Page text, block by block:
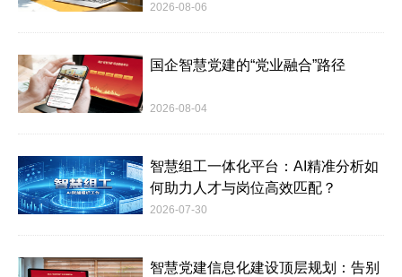
2026-08-06
国企智慧党建的“党业融合”路径
2026-08-04
智慧组工一体化平台：AI精准分析如
何助力人才与岗位高效匹配？
2026-07-30
智慧党建信息化建设顶层规划：告别